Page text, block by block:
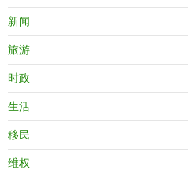
新闻
旅游
时政
生活
移民
维权